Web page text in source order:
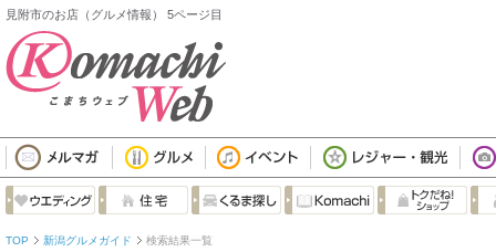
見附市のお店（グルメ情報） 5ページ目
TOP 新潟グルメガイド 検索結果一覧